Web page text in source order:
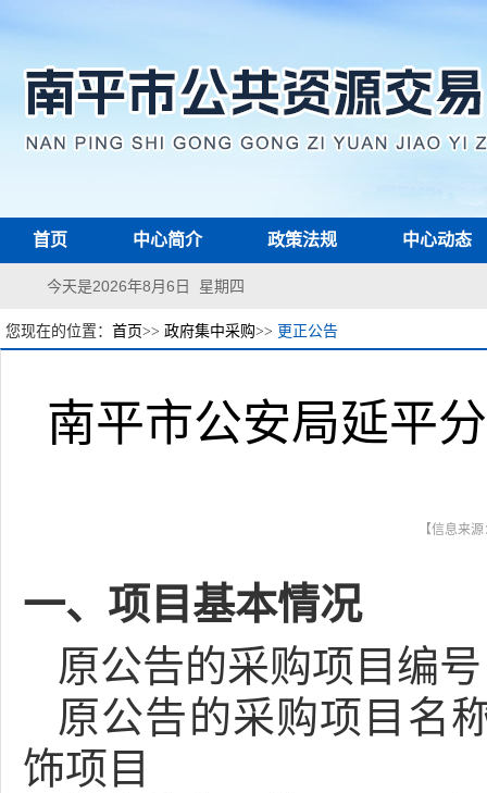
首页 中心简介 政策法规 中心动态
今天是2026年8月6日 星期四
您现在的位置： 首页>> 政府集中采购>> 更正公告
南平市公安局延平
【信息来
一、项目基本情况
原公告的采购项目编
原公告的采购项目名
饰项目